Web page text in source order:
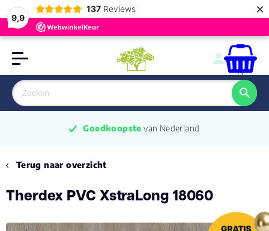
9,9
137 Reviews ×
0
Goedkoopste van Nederland
Terug naar overzicht
Therdex PVC XstraLong 18060